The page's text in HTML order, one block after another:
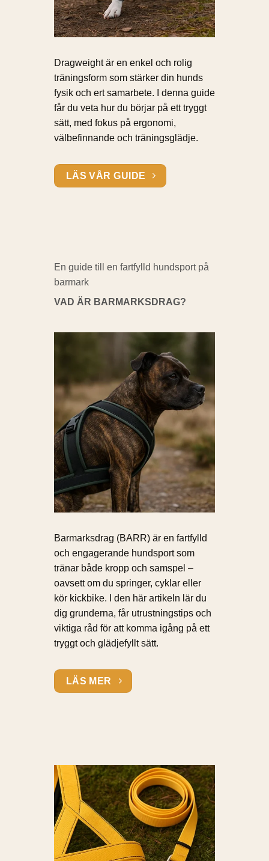
Dragweight är en enkel och rolig
träningsform som stärker din hunds
fysik och ert samarbete. I denna guide
får du veta hur du börjar på ett tryggt
sätt, med fokus på ergonomi,
välbefinnande och träningsglädje.
LÄS VÅR GUIDE
En guide till en fartfylld hundsport på
barmark
VAD ÄR BARMARKSDRAG?
Barmarksdrag (BARR) är en fartfylld
och engagerande hundsport som
tränar både kropp och samspel –
oavsett om du springer, cyklar eller
kör kickbike. I den här artikeln lär du
dig grunderna, får utrustningstips och
viktiga råd för att komma igång på ett
tryggt och glädjefyllt sätt.
LÄS MER